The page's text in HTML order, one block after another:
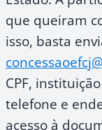
que queiram
isso, basta
CPF,
telefone e
acesso à